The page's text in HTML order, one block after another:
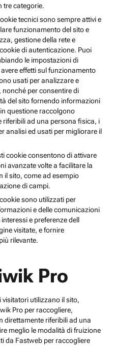
tre categorie.
tecnici sono sempre attivi e
funzionamento del sito e
gestione della rete e
di autenticazione. Puoi
le impostazioni di
effetti sul funzionamento
usati per analizzare e
per consentire di
del sito fornendo informazioni
questione raccolgono
ad una persona fisica, i
analisi ed usati per migliorare il
cookie consentono di attivare
avanzate volte a facilitare la
il sito, come ad esempio
di campi.
sono utilizzati per
e delle comunicazioni
e preferenze dell
visitate, e fornire
rilevante.
Pro
utilizzano il sito,
Pro per raccogliere,
direttamente riferibili ad una
meglio le modalità di fruizione
da Fastweb per raccogliere